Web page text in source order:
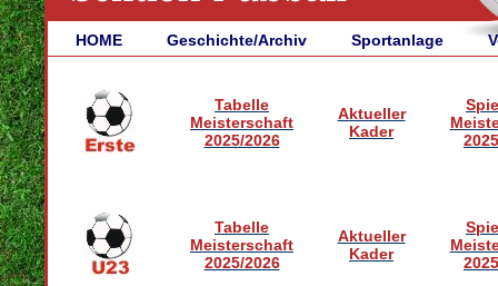
HOME Geschichte/Archiv Sportanlage
Tabelle
Meisterschaft
2025/2026
Aktueller
Kader
Tabelle
Meisterschaft
2025/2026
Aktueller
Kader